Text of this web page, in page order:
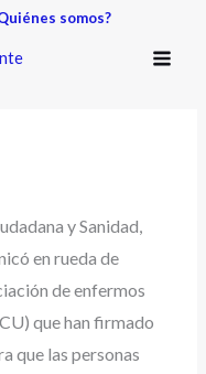
somos?
y Sanidad,
en rueda de
de enfermos
que han firmado
que las personas